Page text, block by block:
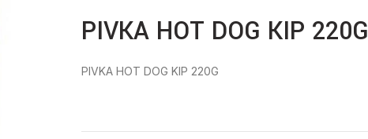
PIVKA HOT DOG KIP 220G
PIVKA HOT DOG KIP 220G